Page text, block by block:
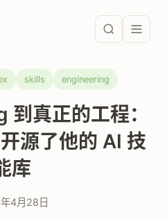
skills engineering
真正的工程：
源了他的 AI 技
库
4月28日